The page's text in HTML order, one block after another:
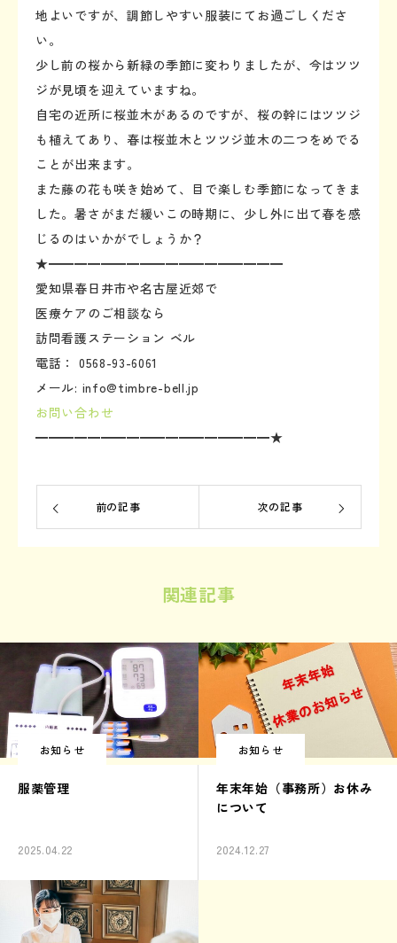
地よいですが、調節しやすい服装にてお過ごしくださ
い。
少し前の桜から新緑の季節に変わりましたが、今はツツ
ジが見頃を迎えていますね。
自宅の近所に桜並木があるのですが、桜の幹にはツツジ
も植えてあり、春は桜並木とツツジ並木の二つをめでる
ことが出来ます。
また藤の花も咲き始めて、目で楽しむ季節になってきま
した。暑さがまだ緩いこの時期に、少し外に出て春を感
じるのはいかがでしょうか？
★━━━━━━━━━━━━━━━━━━
愛知県春日井市や名古屋近郊で
医療ケアのご相談なら
訪問看護ステーション ベル
電話： 0568-93-6061
メール: info@timbre-bell.jp
お問い合わせ
━━━━━━━━━━━━━━━━━━★
前の記事 次の記事
関連記事
お知らせ
服薬管理
2025.04.22
お知らせ
年末年始（事務所）お休み
について
2024.12.27